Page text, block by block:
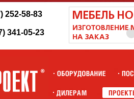
252-58-83
341-05-23